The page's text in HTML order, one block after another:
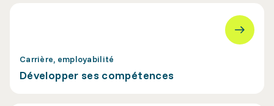
Carrière, employabilité
Développer ses compétences